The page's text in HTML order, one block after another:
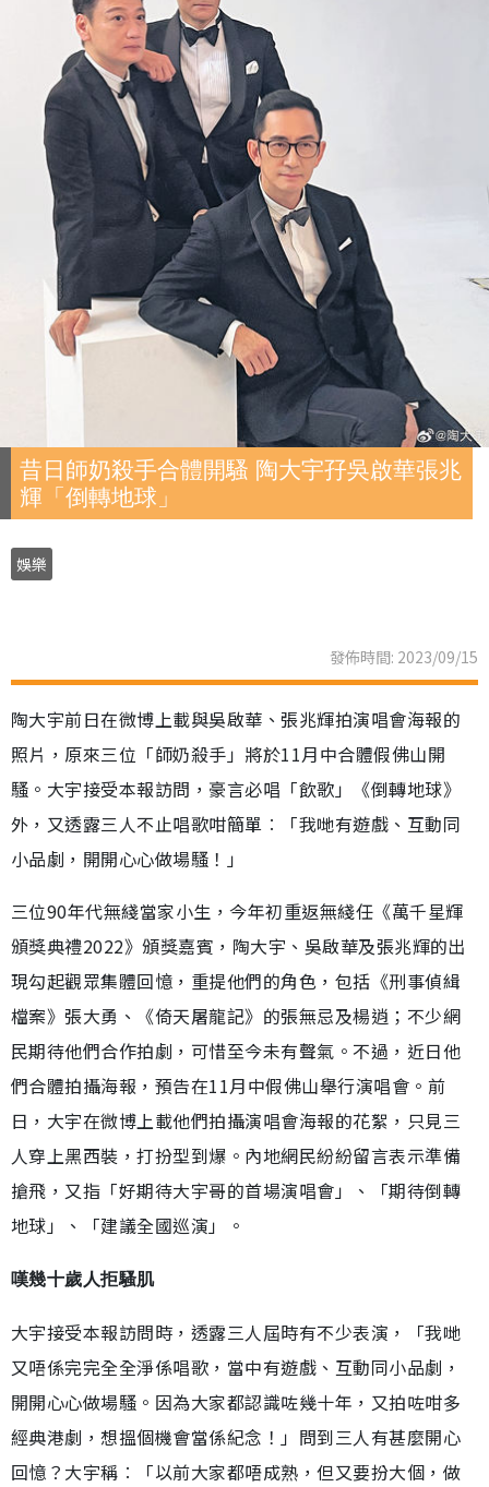
昔日師奶殺手合體開騷 陶大宇孖吳啟華張兆
輝「倒轉地球」
娛樂
發佈時間: 2023/09/15
陶大宇前日在微博上載與吳啟華、張兆輝拍演唱會海報的
照片，原來三位「師奶殺手」將於11月中合體假佛山開
騷。大宇接受本報訪問，豪言必唱「飲歌」《倒轉地球》
外，又透露三人不止唱歌咁簡單︰「我哋有遊戲、互動同
小品劇，開開心心做場騷！」
三位90年代無綫當家小生，今年初重返無綫任《萬千星輝
頒獎典禮2022》頒獎嘉賓，陶大宇、吳啟華及張兆輝的出
現勾起觀眾集體回憶，重提他們的角色，包括《刑事偵緝
檔案》張大勇、《倚天屠龍記》的張無忌及楊逍；不少網
民期待他們合作拍劇，可惜至今未有聲氣。不過，近日他
們合體拍攝海報，預告在11月中假佛山舉行演唱會。前
日，大宇在微博上載他們拍攝演唱會海報的花絮，只見三
人穿上黑西裝，打扮型到爆。內地網民紛紛留言表示準備
搶飛，又指「好期待大宇哥的首場演唱會」、「期待倒轉
地球」、「建議全國巡演」。
嘆幾十歲人拒騷肌
大宇接受本報訪問時，透露三人屆時有不少表演，「我哋
又唔係完完全全淨係唱歌，當中有遊戲、互動同小品劇，
開開心心做場騷。因為大家都認識咗幾十年，又拍咗咁多
經典港劇，想搵個機會當係紀念！」問到三人有甚麼開心
回憶？大宇稱︰「以前大家都唔成熟，但又要扮大個，做